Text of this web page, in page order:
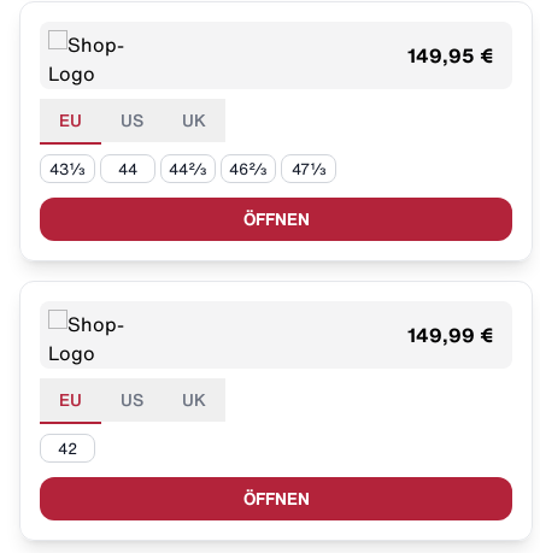
149,95 €
EU US UK
43⅓ 44 44⅔ 46⅔ 47⅓
ÖFFNEN
149,99 €
EU US UK
42
ÖFFNEN